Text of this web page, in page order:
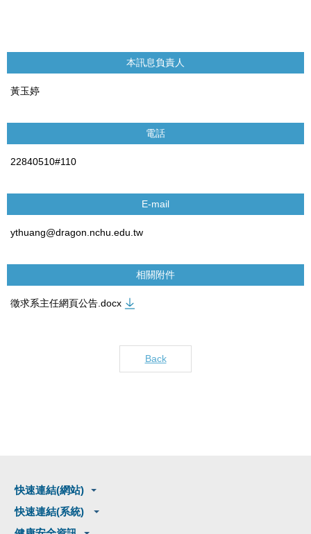
本訊息負責人
黃玉婷
電話
22840510#110
E-mail
ythuang@dragon.nchu.edu.tw
相關附件
徵求系主任網頁公告.docx
Back
快速連結(網站)
快速連結(系統)